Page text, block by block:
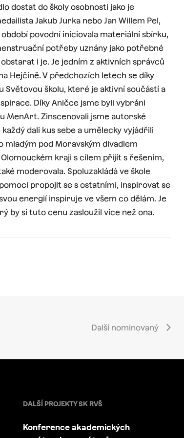
dostat do školy osobnosti jako je
Jakub Jurka nebo Jan Willem Pel,
povodní iniciovala materiální sbírku,
potřeby uznány jako potřebné
i je. Je jedním z aktivních správců
Hejčíně. V předchozích letech se díky
školu, které je aktivní součástí a
Díky Aničce jsme byli vybráni
MenArt. Zinscenovali jsme autorské
dali kus sebe a umělecky vyjádřili
mladým pod Moravským divadlem
kraji s cílem přijít s řešením,
moderovala. Spoluzakládá ve škole
propojit se s ostatními, inspirovat se
energií inspiruje ve všem co dělám. Je
by si tuto cenu zasloužil více než ona.
Další nominovaný
DALŠÍ PROJEKTY SK RVŠ
Konference akademických